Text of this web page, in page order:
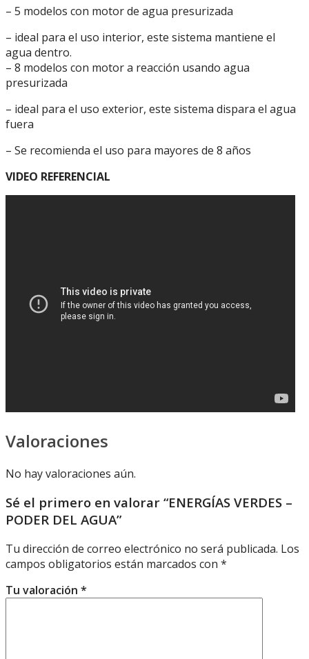
– 5 modelos con motor de agua presurizada
– ideal para el uso interior, este sistema mantiene el
agua dentro.
– 8 modelos con motor a reacción usando agua
presurizada
– ideal para el uso exterior, este sistema dispara el agua
fuera
– Se recomienda el uso para mayores de 8 años
VIDEO REFERENCIAL
Valoraciones
No hay valoraciones aún.
Sé el primero en valorar “ENERGÍAS VERDES –
PODER DEL AGUA”
Tu dirección de correo electrónico no será publicada. Los
campos obligatorios están marcados con *
Tu valoración *